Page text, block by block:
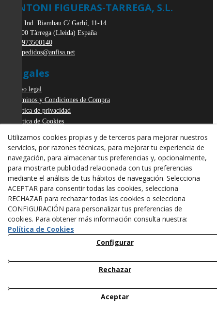
ANTONI FIGUERAS-TARREGA, S.L.
Pol. Ind. Riambau C/ Garbí, 11-14
25300 Tàrrega (Lleida) España
973500140
pedidos@anfisa.net
Legales
Aviso legal
Términos y Condiciones de Compra
Política de privacidad
Política de Cookies
Derecho de desistimiento
derechos reservados.
Utilizamos cookies propias y de terceros para mejorar nuestros
servicios, por razones técnicas, para mejorar tu experiencia de
navegación, para almacenar tus preferencias y, opcionalmente,
para mostrarte publicidad relacionada con tus preferencias
mediante el análisis de tus hábitos de navegación. Selecciona
ACEPTAR para consentir todas las cookies, selecciona
RECHAZAR para rechazar todas las cookies o selecciona
CONFIGURACIÓN para personalizar tus preferencias de
cookies. Para obtener más información consulta nuestra:
Política de Cookies
Configurar
Rechazar
Aceptar